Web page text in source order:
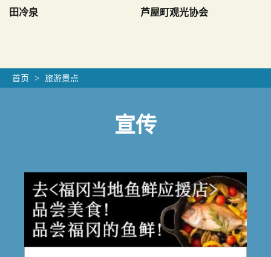
田冷泉 芦屋町观光协会
首页 旅游景点
宣传